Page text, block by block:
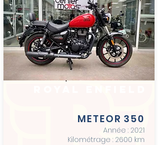
METEOR 350
Année : 2021
Kilométrage : 2600 km